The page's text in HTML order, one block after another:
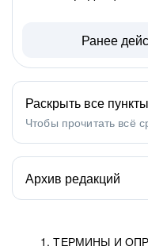
1. ТЕРМИНЫ И
Ранее
Раскрыть все пункты
Чтобы прочитать всё
Архив редакций